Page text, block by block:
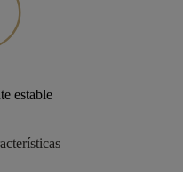
estable